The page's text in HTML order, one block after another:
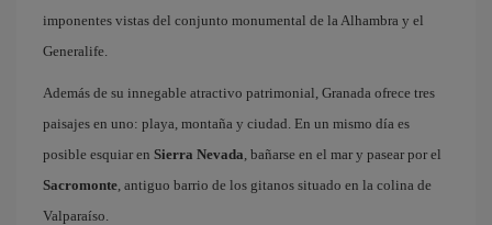
imponentes vistas del conjunto monumental de la Alhambra y el
Generalife.
Además de su innegable atractivo patrimonial, Granada ofrece tres
paisajes en uno: playa, montaña y ciudad. En un mismo día es
posible esquiar en Sierra Nevada, bañarse en el mar y pasear por el
Sacromonte, antiguo barrio de los gitanos situado en la colina de
Valparaíso.